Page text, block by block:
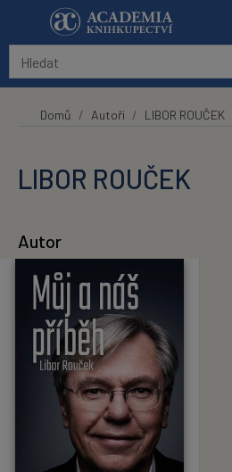
Přeskočit na hlavní obsah
Domů Autoři LIBOR ROUČEK
LIBOR ROUČEK
Autor